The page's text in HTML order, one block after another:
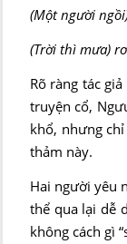
(Một người
(Trời thì mưa)
Rõ ràng tác
truyện cổ,
khổ, nhưng
thảm này.
Hai người yêu
thể qua lại dễ
không cách gì